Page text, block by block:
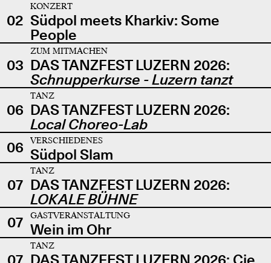
02
KONZERT
Südpol meets Kharkiv: Some
People
03
ZUM MITMACHEN
DAS TANZFEST LUZERN 2026:
Schnupperkurse - Luzern tanzt
06
TANZ
DAS TANZFEST LUZERN 2026:
Local Choreo-Lab
06
VERSCHIEDENES
Südpol Slam
07
TANZ
DAS TANZFEST LUZERN 2026:
LOKALE BÜHNE
07
GASTVERANSTALTUNG
Wein im Ohr
TANZ